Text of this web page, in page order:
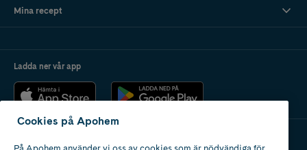
Mina recept
Ladda ner vår app
Cookies på Apohem